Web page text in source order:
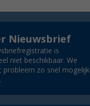
Nieuwsbrief
is
niet beschikbaar. We
probleem zo snel mogelijk